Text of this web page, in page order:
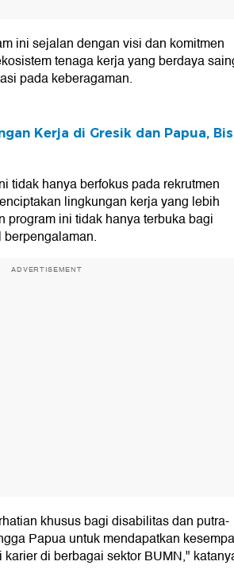
ini sejalan dengan visi dan komitmen
tenaga kerja yang berdaya
pada keberagaman.
Kerja di Gresik dan Papua,
tidak hanya berfokus pada rekrutmen
lingkungan kerja yang lebih
program ini tidak hanya terbuka bagi
ADVERTISEMENT
khusus bagi disabilitas dan putra-
Papua untuk mendapatkan
di berbagai sektor BUMN,"